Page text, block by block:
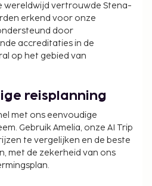
wereldwijd vertrouwde Stena-
erkend voor onze
door
accreditaties in de
op het gebied van
reisplanning
met ons eenvoudige
Gebruik Amelia, onze AI Trip
te vergelijken en de beste
met de zekerheid van ons